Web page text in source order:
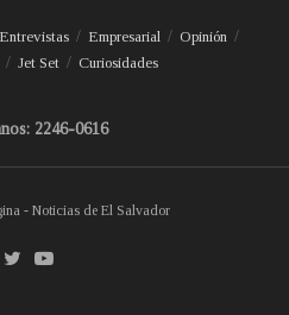
Entrevistas Empresarial
Opinión
Jet Set Curiosidades
2246-0616
- Noticias de El Salvador